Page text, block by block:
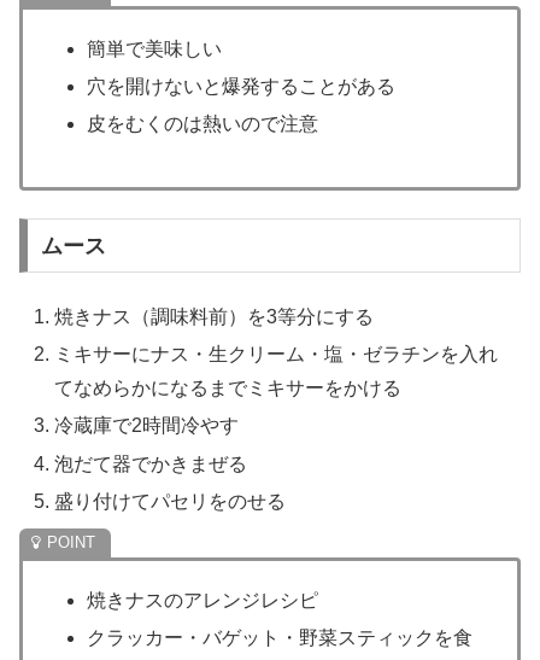
簡単で美味しい
穴を開けないと爆発することがある
皮をむくのは熱いので注意
ムース
焼きナス（調味料前）を3等分にする
ミキサーにナス・生クリーム・塩・ゼラチンを入れ
てなめらかになるまでミキサーをかける
冷蔵庫で2時間冷やす
泡だて器でかきまぜる
盛り付けてパセリをのせる
焼きナスのアレンジレシピ
クラッカー・バゲット・野菜スティックを食